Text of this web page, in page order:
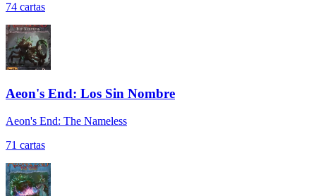
74 cartas
Aeon's End: Los Sin Nombre
Aeon's End: The Nameless
71 cartas